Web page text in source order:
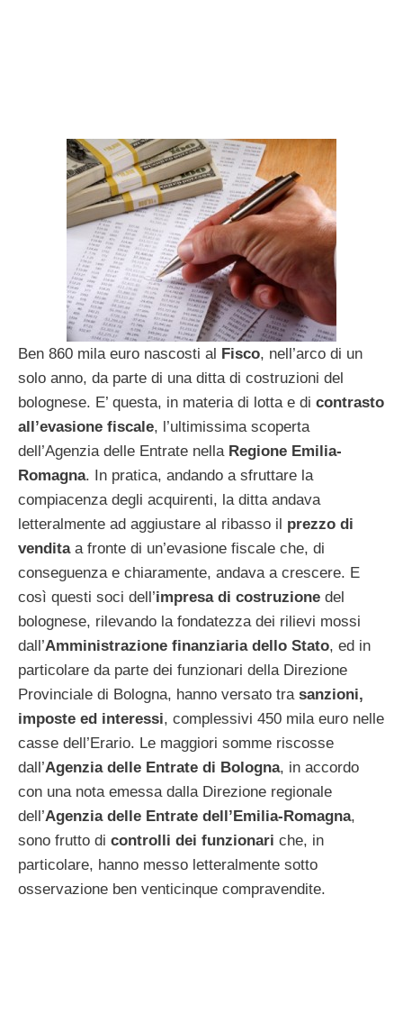
Ben 860 mila euro nascosti al Fisco, nell’arco di un
solo anno, da parte di una ditta di costruzioni del
bolognese. E’ questa, in materia di lotta e di contrasto
all’evasione fiscale, l’ultimissima scoperta
dell’Agenzia delle Entrate nella Regione Emilia-
Romagna. In pratica, andando a sfruttare la
compiacenza degli acquirenti, la ditta andava
letteralmente ad aggiustare al ribasso il prezzo di
venditaa fronte di un’evasione fiscale che, di
conseguenza e chiaramente, andava a crescere. E
così questi soci dell’impresa di costruzione del
bolognese, rilevando la fondatezza dei rilievi mossi
dall’Amministrazione finanziaria dello Stato, ed in
particolare da parte dei funzionari della Direzione
Provinciale di Bologna, hanno versato tra sanzioni,
imposte ed interessi, complessivi 450 mila euro nelle
casse dell’Erario. Le maggiori somme riscosse
dall’Agenzia delle Entrate di Bologna, in accordo
con una nota emessa dalla Direzione regionale
dell’Agenzia delle Entrate dell’Emilia-Romagna,
sono frutto di controlli dei funzionari che, in
particolare, hanno messo letteralmente sotto
osservazione ben venticinque compravendite.